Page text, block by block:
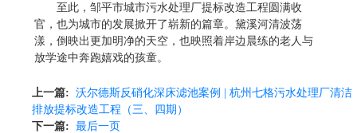
至此，邹平市城市污水处理厂提标改造工程圆满收
官，也为城市的发展掀开了崭新的篇章。黛溪河清波荡
漾，倒映出更加明净的天空，也映照着岸边晨练的老人与
放学途中奔跑嬉戏的孩童。
上一篇: 沃尔德斯反硝化深床滤池案例 | 杭州七格污水处理厂清洁
排放提标改造工程（三、四期）
下一篇: 最后一页